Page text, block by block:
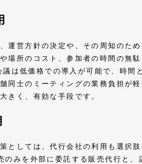
運営方針の決定や、その周知のた
場所のコスト、参加者の時間の無
は低価格での導入が可能で、時間
同士のミーティングの業務負担が
きく、有効な手段です。
としては、代行会社の利用も選択
のみを外部に委託する販売代行と